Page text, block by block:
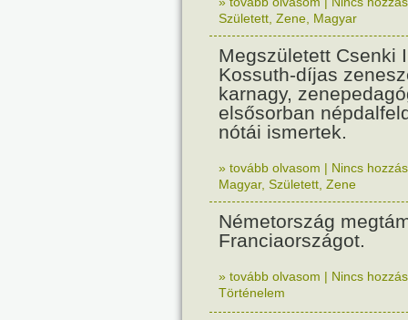
Született Zene Magyar
Megszületett Csenki
Kossuth-díjas
karnagy,
elsősorban
nótái ismertek.
» tovább olvasom | Nincs
Magyar, Született Zene
Németország
Franciaországot.
» tovább olvasom | Nincs
Történelem